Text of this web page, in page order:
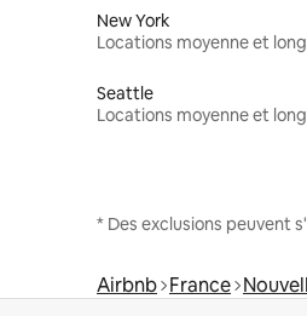
New York
Seattle
* Des exclusions peuvent
Airbnb France